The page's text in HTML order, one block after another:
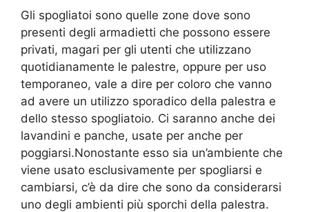
Gli spogliatoi sono quelle zone dove sono
presenti degli armadietti che possono essere
privati, magari per gli utenti che utilizzano
quotidianamente le palestre, oppure per uso
temporaneo, vale a dire per coloro che vanno
ad avere un utilizzo sporadico della palestra e
dello stesso spogliatoio. Ci saranno anche dei
lavandini e panche, usate per anche per
poggiarsi.Nonostante esso sia un’ambiente che
viene usato esclusivamente per spogliarsi e
cambiarsi, c’è da dire che sono da considerarsi
uno degli ambienti più sporchi della palestra.